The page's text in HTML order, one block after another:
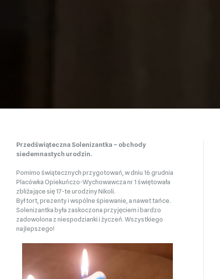
Przedświąteczna Solenizantka – obchody
siedemnastych urodzin.
Pomimo świątecznych przygotowań, w dniu 16 grudnia
Placówka Opiekuńczo-Wychowawcza nr 1 świętowała
zbliżające się 17-te urodziny Nikoli.
Był tort, prezenty i wspólne śpiewanie, a nawet tańce.
Solenizantka była zaskoczona przyjęciem i bardzo
zadowolona z niespodzianki i życzeń. Wszystkiego
najlepszego!